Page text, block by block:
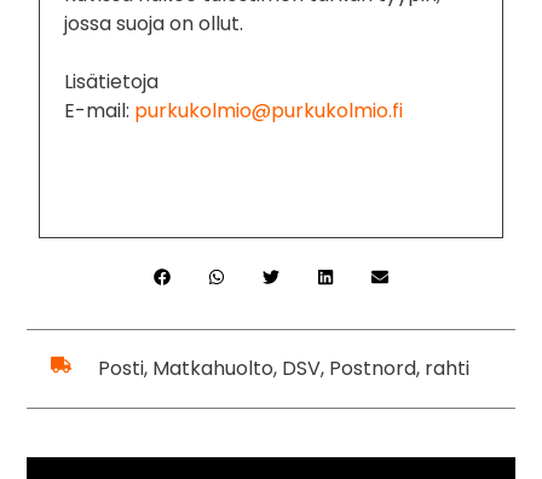
jossa suoja on ollut.
Lisätietoja
E-mail: purkukolmio@purkukolmio.fi
Posti, Matkahuolto, DSV, Postnord, rahti